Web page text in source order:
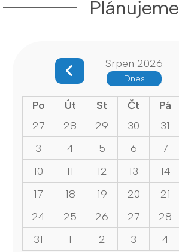
Plánujeme
Srpen 2026
Dnes
Po Út St Čt Pá
27
28 29 30 31
3
4 5 6 7
10
11 12 13 14
17
18 19 20 21
24
25 26 27 28
31
1 2 3 4